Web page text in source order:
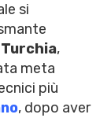
si
Turchia,
meta
più
, dopo aver